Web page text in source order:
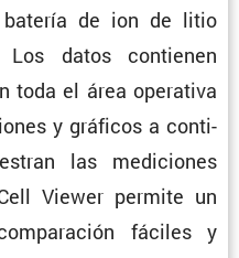
de ion de litio
Los datos contienen
toda el área opera­tiva
y gráficos a conti­
las mediciones
Viewer permite un
fáciles y